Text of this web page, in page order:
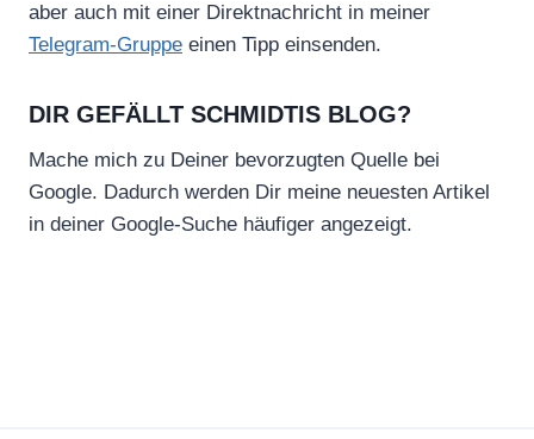
aber auch mit einer Direktnachricht in meiner
Telegram-Gruppe einen Tipp einsenden.
DIR GEFÄLLT SCHMIDTIS BLOG?
Mache mich zu Deiner bevorzugten Quelle bei
Google. Dadurch werden Dir meine neuesten Artikel
in deiner Google-Suche häufiger angezeigt.